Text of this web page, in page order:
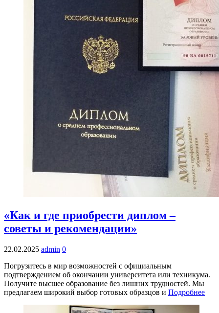
«Как и где приобрести диплом –
советы и рекомендации»
22.02.2025 admin 0
Погрузитесь в мир возможностей с официальным
подтверждением об окончании университета или техникума.
Получите высшее образование без лишних трудностей. Мы
предлагаем широкий выбор готовых образцов и Подробнее